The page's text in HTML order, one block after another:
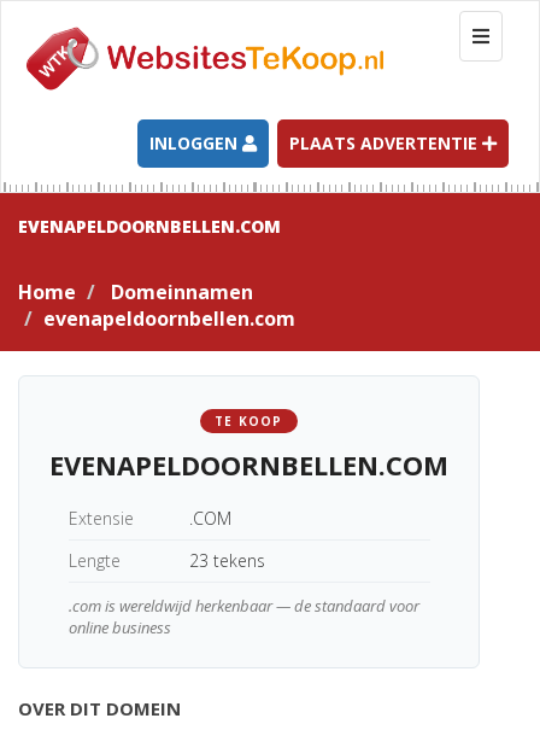
T
o
g
l
e
n
t
i
INLOGGEN PLAATS ADVERTENTIE
EVENAPELDOORNBELLEN.COM
Home
Domeinnamen
evenapeldoornbellen.com
TE KOOP
EVENAPELDOORNBELLEN.COM
Extensie
.COM
Lengte
23 tekens
.com is wereldwijd herkenbaar — de standaard voor
online business
OVER DIT DOMEIN